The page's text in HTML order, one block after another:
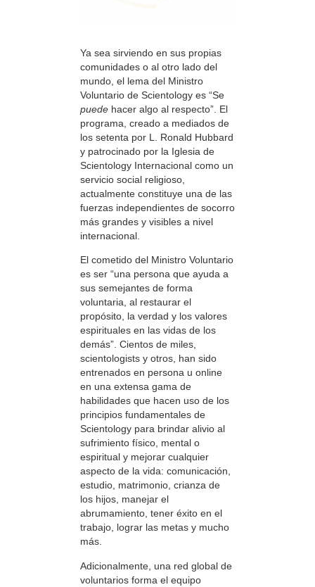
Ya sea sirviendo en sus propias
comunidades o al otro lado del
mundo, el lema del Ministro
Voluntario de Scientology es “Se
puede hacer algo al respecto”. El
programa, creado a mediados de
los setenta por L. Ronald Hubbard
y patrocinado por la Iglesia de
Scientology Internacional como un
servicio social religioso,
actualmente constituye una de las
fuerzas independientes de socorro
más grandes y visibles a nivel
internacional.
El cometido del Ministro Voluntario
es ser “una persona que ayuda a
sus semejantes de forma
voluntaria, al restaurar el
propósito, la verdad y los valores
espirituales en las vidas de los
demás”. Cientos de miles,
scientologists y otros, han sido
entrenados en persona u online
en una extensa gama de
habilidades que hacen uso de los
principios fundamentales de
Scientology para brindar alivio al
sufrimiento físico, mental o
espiritual y mejorar cualquier
aspecto de la vida: comunicación,
estudio, matrimonio, crianza de
los hijos, manejar el
abrumamiento, tener éxito en el
trabajo, lograr las metas y mucho
más.
Adicionalmente, una red global de
voluntarios forma el equipo